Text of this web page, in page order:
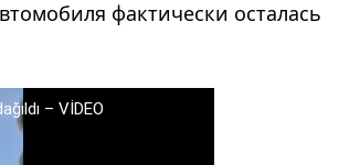
фактически осталась